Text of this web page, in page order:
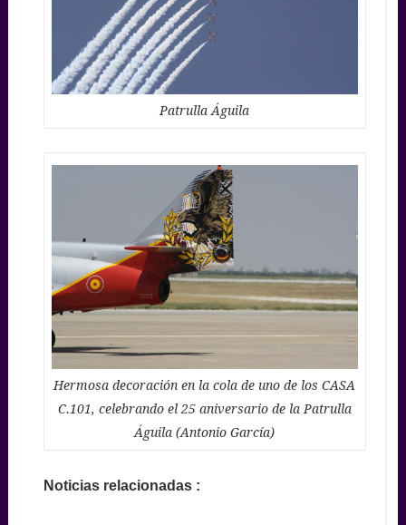
Patrulla Águila
Hermosa decoración en la cola de uno de los CASA
C.101, celebrando el 25 aniversario de la Patrulla
Águila (Antonio García)
Noticias relacionadas :